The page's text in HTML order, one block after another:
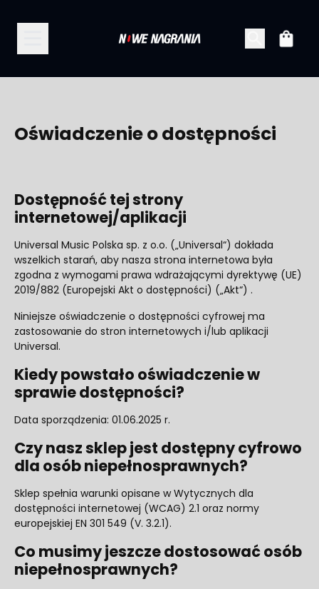
Oświadczenie o dostępności
Dostępność tej strony
internetowej/aplikacji
Universal Music Polska sp. z o.o. („Universal“) dokłada
wszelkich starań, aby nasza strona internetowa była
zgodna z wymogami prawa wdrażającymi dyrektywę (UE)
2019/882 (Europejski Akt o dostępności) („Akt“) .
Niniejsze oświadczenie o dostępności cyfrowej ma
zastosowanie do stron internetowych i/lub aplikacji
Universal.
Kiedy powstało oświadczenie w
sprawie dostępności?
Data sporządzenia: 01.06.2025 r.
Czy nasz sklep jest dostępny cyfrowo
dla osób niepełnosprawnych?
Sklep spełnia warunki opisane w Wytycznych dla
dostępności internetowej (WCAG) 2.1 oraz normy
europejskiej EN 301 549 (V. 3.2.1).
Co musimy jeszcze dostosować osób
niepełnosprawnych?